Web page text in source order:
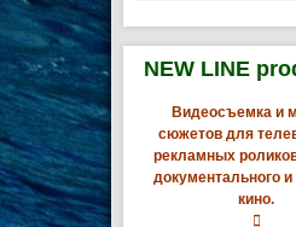
NEW LINE
Видеосъемка и
сюжетов для
рекламных
документального и
кино.
